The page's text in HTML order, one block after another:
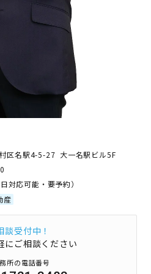
区名駅4-5-27 大一名駅ビル5F
対応可能・要予約）
産
談受付中！
にご相談ください
所の電話番号